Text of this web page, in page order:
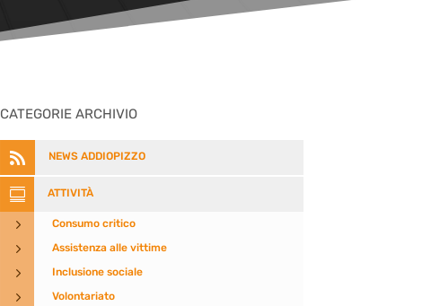
CATEGORIE ARCHIVIO
 NEWS ADDIOPIZZO
 ATTIVITÀ
5 Consumo critico
5 Assistenza alle vittime
5 Inclusione sociale
5 Volontariato